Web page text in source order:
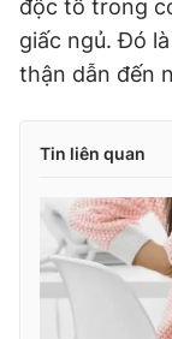
độc tố trong
giấc ngủ. Đó
thận dẫn đến
Tin liên quan